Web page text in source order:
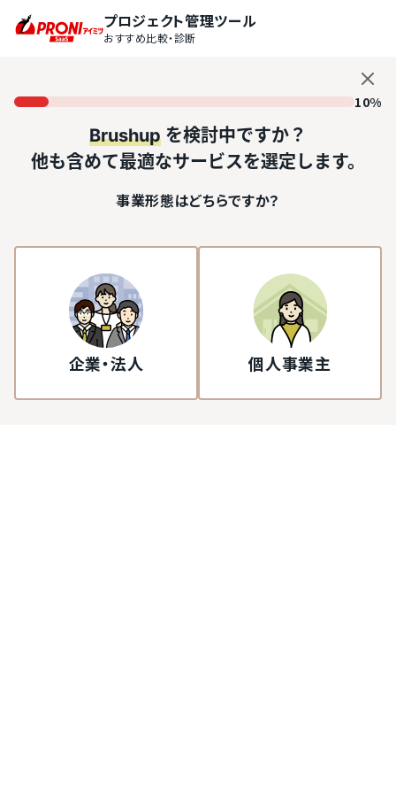
プロジェクト管理ツール
おすすめ比較・診断
10%
Brushup を検討中ですか？
他も含めて最適なサービスを選定します。
事業形態はどちらですか？
企業・法人 個人事業主